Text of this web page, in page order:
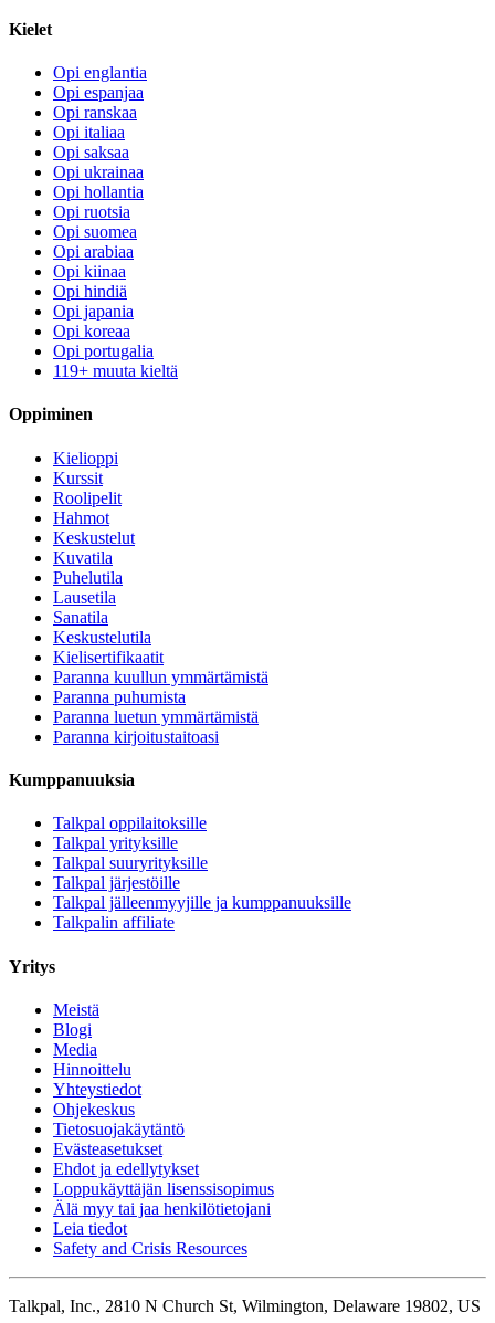
Kielet
Opi englantia
Opi espanjaa
Opi ranskaa
Opi italiaa
Opi saksaa
Opi ukrainaa
Opi hollantia
Opi ruotsia
Opi suomea
Opi arabiaa
Opi kiinaa
Opi hindiä
Opi japania
Opi koreaa
Opi portugalia
119+ muuta kieltä
Oppiminen
Kielioppi
Kurssit
Roolipelit
Hahmot
Keskustelut
Kuvatila
Puhelutila
Lausetila
Sanatila
Keskustelutila
Kielisertifikaatit
Paranna kuullun ymmärtämistä
Paranna puhumista
Paranna luetun ymmärtämistä
Paranna kirjoitustaitoasi
Kumppanuuksia
Talkpal oppilaitoksille
Talkpal yrityksille
Talkpal suuryrityksille
Talkpal järjestöille
Talkpal jälleenmyyjille ja kumppanuuksille
Talkpalin affiliate
Yritys
Meistä
Blogi
Media
Hinnoittelu
Yhteystiedot
Ohjekeskus
Tietosuojakäytäntö
Evästeasetukset
Ehdot ja edellytykset
Loppukäyttäjän lisenssisopimus
Älä myy tai jaa henkilötietojani
Leia tiedot
Safety and Crisis Resources
Talkpal, Inc., 2810 N Church St, Wilmington, Delaware 19802, US